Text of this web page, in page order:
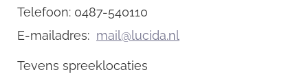
Telefoon: 0487-540110
E-mailadres: mail@lucida.nl
Tevens spreeklocaties